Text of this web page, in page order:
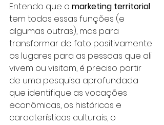
Entendo que o marketing territorial
tem todas essas funções (e
algumas outras), mas para
transformar de fato positivamente
os lugares para as pessoas que ali
vivem ou visitam, é preciso partir
de uma pesquisa aprofundada
que identifique as vocações
econômicas, os históricos e
características culturais, o